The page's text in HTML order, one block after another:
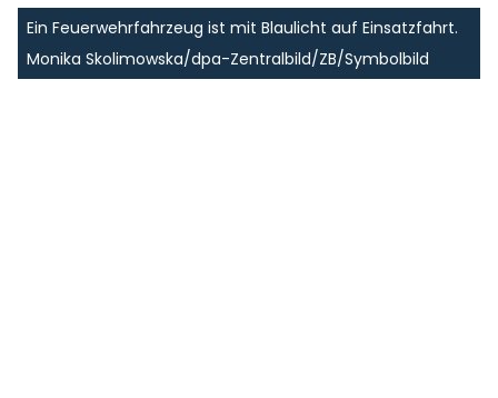
Ein Feuerwehrfahrzeug ist mit Blaulicht auf Einsatzfahrt.
Monika Skolimowska/dpa-Zentralbild/ZB/Symbolbild